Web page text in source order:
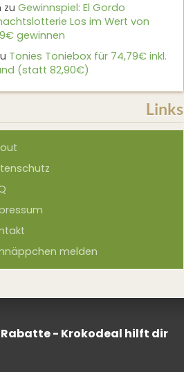
zu Gewinnspiel: El Gordo
Los im Wert von
gewinnen
Tonies Toniebox für 74,79€ inkl.
(statt 82,90€)
Links
melden
- Krokodeal hilft dir